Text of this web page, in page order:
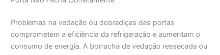
Problemas na vedação ou dobradiças das portas
comprometem a eficiência da refrigeração e aumentam o
consumo de energia. A borracha de vedação ressecada ou